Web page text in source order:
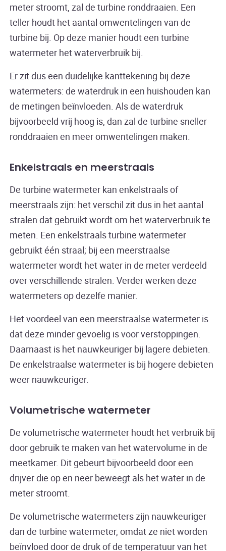
meter stroomt, zal de turbine ronddraaien. Een
teller houdt het aantal omwentelingen van de
turbine bij. Op deze manier houdt een turbine
watermeter het waterverbruik bij.
Er zit dus een duidelijke kanttekening bij deze
watermeters: de waterdruk in een huishouden kan
de metingen beïnvloeden. Als de waterdruk
bijvoorbeeld vrij hoog is, dan zal de turbine sneller
ronddraaien en meer omwentelingen maken.
Enkelstraals en meerstraals
De turbine watermeter kan enkelstraals of
meerstraals zijn: het verschil zit dus in het aantal
stralen dat gebruikt wordt om het waterverbruik te
meten. Een enkelstraals turbine watermeter
gebruikt één straal; bij een meerstraalse
watermeter wordt het water in de meter verdeeld
over verschillende stralen. Verder werken deze
watermeters op dezelfe manier.
Het voordeel van een meerstraalse watermeter is
dat deze minder gevoelig is voor verstoppingen.
Daarnaast is het nauwkeuriger bij lagere debieten.
De enkelstraalse watermeter is bij hogere debieten
weer nauwkeuriger.
Volumetrische watermeter
De volumetrische watermeter houdt het verbruik bij
door gebruik te maken van het watervolume in de
meetkamer. Dit gebeurt bijvoorbeeld door een
drijver die op en neer beweegt als het water in de
meter stroomt.
De volumetrische watermeters zijn nauwkeuriger
dan de turbine watermeter, omdat ze niet worden
beïnvloed door de druk of de temperatuur van het